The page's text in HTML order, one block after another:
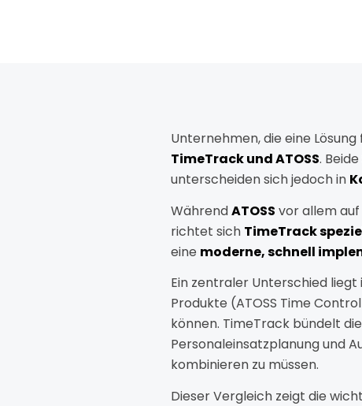
Unternehmen,die eine Lösung
TimeTrackundATOSS. Beide
unterscheidensichjedochin
WährendATOSS vorallemauf
richtet sich TimeTrack
eine moderne,schnell
Ein zentraler Unterschied liegt
Produkte (ATOSS Time
können. TimeTrack bündelt
Personaleinsatzplanungund
kombinieren zu müssen.
DieserVergleich zeigt die